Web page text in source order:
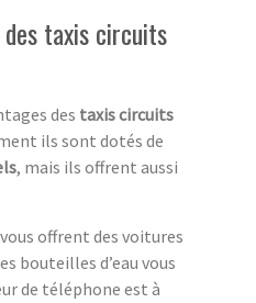
taxis circuits
des taxis circuits
ils sont dotés de
, mais ils offrent aussi
vous offrent des voitures
bouteilles d’eau vous
de téléphone est à